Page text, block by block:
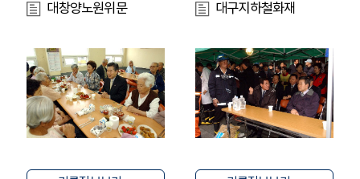
대창양노원위문 대구지하철화재